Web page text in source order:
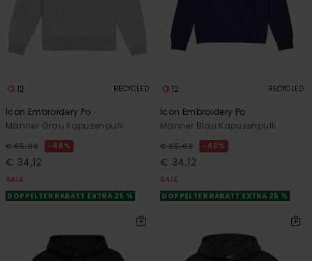
12 RECYCLED
Icon Embroidery Po
Männer Grau Kapuzenpulli
€ 65,00 48%
€ 34,12
SALE
DOPPELTER RABATT EXTRA 25 %
12 RECYCLED
Icon Embroidery Po
Männer Blau Kapuzenpulli
€ 65,00 48%
€ 34,12
SALE
DOPPELTER RABATT EXTRA 25 %